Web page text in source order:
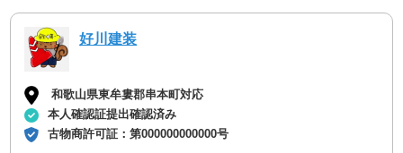
好川建装
和歌山県東牟婁郡串本町対応
本人確認証提出確認済み
古物商許可証：第000000000000号